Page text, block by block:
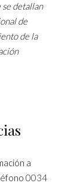
se detallan
de
de la
a
0034